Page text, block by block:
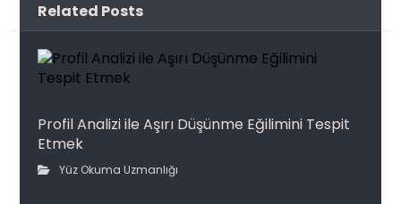
Related Posts
Profil Analizi ile Aşırı Düşünme Eğilimini Tespit
Etmek
Yüz Okuma Uzmanlığı